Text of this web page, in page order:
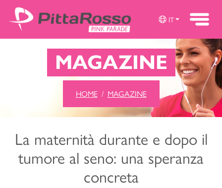
IT
MAGAZINE
HOME MAGAZINE
La maternità durante e dopo il
tumore al seno: una speranza
concreta